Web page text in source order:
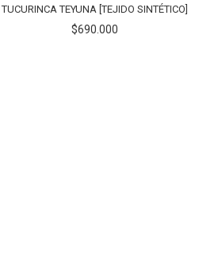
TUCURINCA TEYUNA [TEJIDO SINTÉTICO]
$690.000